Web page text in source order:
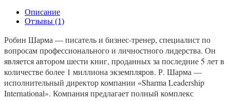
Описание
Отзывы (1)
Робин Шарма — писатель и бизнес-тренер, специалист по
вопросам профессионального и личностного лидерства. Он
является автором шести книг, проданных за последние 5 лет в
количестве более 1 миллиона экземпляров. Р. Шарма —
исполнительный директор компании «Sharma Leadership
International». Компания предлагает полный комплекс